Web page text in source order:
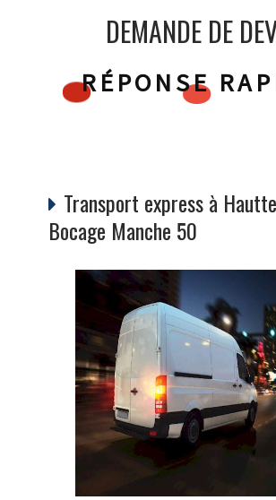
DEMANDE DE
RÉPONSE
Transport express à
Bocage Manche 50